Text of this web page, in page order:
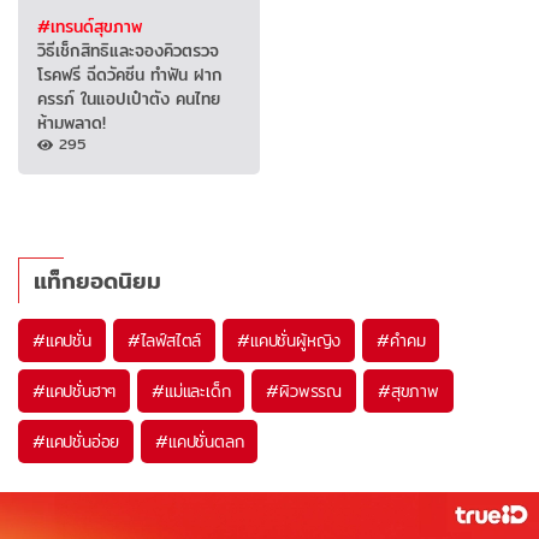
#เทรนด์สุขภาพ
วิธีเช็กสิทธิและจองคิวตรวจ
โรคฟรี ฉีดวัคซีน ทำฟัน ฝาก
ครรภ์ ในแอปเป๋าตัง คนไทย
ห้ามพลาด!
295
แท็กยอดนิยม
#แคปชั่น #ไลฟ์สไตล์ #แคปชั่นผู้หญิง #คำคม
#แคปชั่นฮาๆ #แม่และเด็ก #ผิวพรรณ #สุขภาพ
#แคปชั่นอ่อย #แคปชั่นตลก